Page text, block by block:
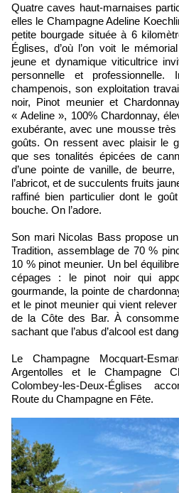
Quatre caves haut-marnaises participent à l’événement. Parmi
elles le Champagne Adeline
petite bourgade située à 6
Églises, d’où l’on voit le
jeune et dynamique viticultrice
personnelle et professionnelle.
champenois, son exploitation
noir, Pinot meunier et
« Adeline », 100% Chardonnay,
exubérante, avec une mousse
goûts. On ressent avec plaisir le
que ses tonalités épicées de
d’une pointe de vanille, de
l’abricot, et de succulents fruits
raffiné bien particulier dont le
bouche. On l’adore.
Son mari Nicolas Bass propose
Tradition, assemblage de 70 %
10 % pinot meunier. Un bel
cépages : le pinot noir qui
gourmande, la pointe de
et le pinot meunier qui vient
de la Côte des Bar. À
sachant que l’abus d’alcool est
Le Champagne Mocquart-
Argentolles et le Champagne
Colombey-les-Deux-Églises
Route du Champagne en Fête.